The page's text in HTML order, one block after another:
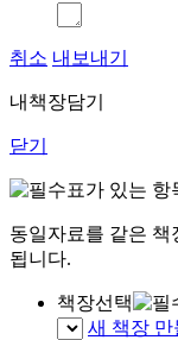
취소 내보내기
내책장담기
닫기
표가 있는 항
동일자료를 같은 책
됩니다.
책장선택
새 책장 만